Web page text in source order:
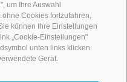
um Ihre Auswahl
Cookies fortzufahren,
können Ihre Einstellungen
„Cookie-Einstellungen"
unten links klicken.
Gerät.